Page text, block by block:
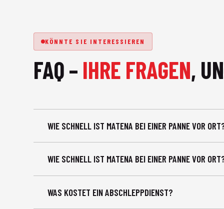
KÖNNTE SIE INTERESSIEREN
FAQ – IHRE FRAGEN,
WIE SCHNELL IST MATENA BEI EINER PANNE VOR
WIE SCHNELL IST MATENA BEI EINER PANNE VOR
WAS KOSTET EIN ABSCHLEPPDIENST?